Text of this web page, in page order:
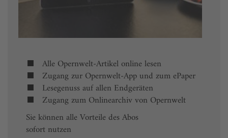
Alle Opernwelt-Artikel online lesen
Zugang zur Opernwelt-App und zum ePaper
Lesegenuss auf allen Endgeräten
Zugang zum Onlinearchiv von Opernwelt
Sie können alle Vorteile des Abos
sofort nutzen